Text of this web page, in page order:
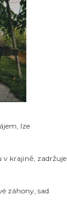
lze
v krajině, zadržuje
záhony, sad